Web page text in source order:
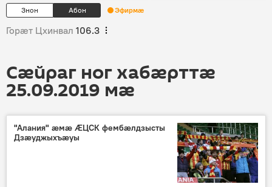
Знон Абон Эфирмæ
Горӕт Цхинвал 106.3
Сӕйраг ног хабӕрттӕ
25.09.2019 мӕ
"Алания" æмæ ӔЦСК фембæлдзысты
Дзæуджыхъæуы